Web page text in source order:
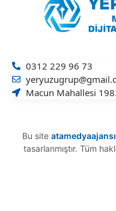
0312 229 96 73
Macun Mahallesi
Bu site atamedyaajansı
tasarlanmıştır. Tüm